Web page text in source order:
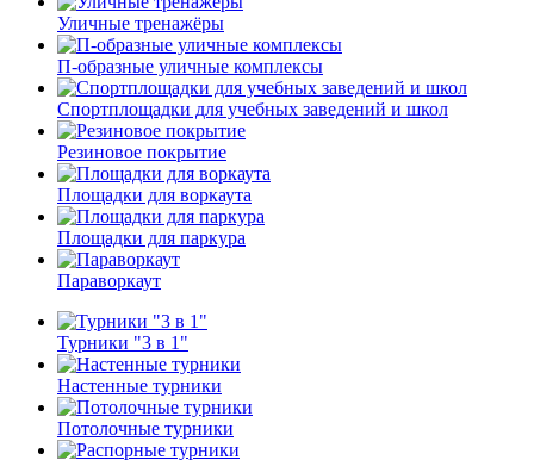
Уличные тренажёры
П-образные уличные комплексы
Спортплощадки для учебных заведений и школ
Резиновое покрытие
Площадки для воркаута
Площадки для паркура
Параворкаут
Турники "3 в 1"
Настенные турники
Потолочные турники